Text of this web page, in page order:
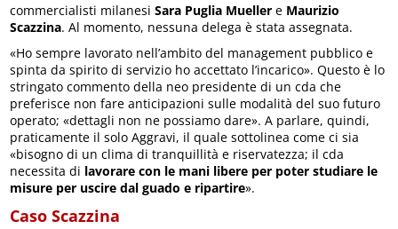
commercialisti milanesiSara Puglia Mueller e Maurizio
Scazzina. Al momento, nessuna delega è stata assegnata.
«Ho sempre lavorato nell’ambito del management pubblico e
spinta da spirito di servizio ho accettato l’incarico». Questo è lo
stringato commento della neo presidente di un cda che
preferisce non fare anticipazioni sulle modalità del suo futuro
operato; «dettagli non ne possiamo dare». A parlare, quindi,
praticamente il solo Aggravi, il quale sottolinea come ci sia
«bisogno di un clima di tranquillità e riservatezza; il cda
necessita di lavorare con le mani libere per poter studiare le
misure per uscire dal guado e ripartire».
Caso Scazzina